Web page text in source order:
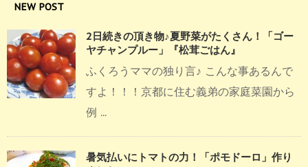
NEW POST
2日続きの頂き物♪夏野菜がたくさん！「ゴー
ヤチャンプルー」『松茸ごはん』
ふくろうママの独り言♪ こんな事あるんで
すよ！！！京都に住む義弟の家庭菜園から
例 ...
暑気払いにトマトの力！「ポモドーロ」作り